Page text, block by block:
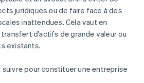
juridiques ou de faire face à des
inattendues. Cela vaut en
d’actifs de grande valeur ou
existants.
suivre pour constituer une entreprise